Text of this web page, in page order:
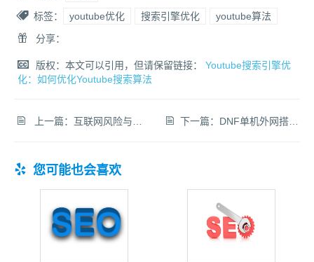
标签：
youtube优化 搜索引擎优化
youtube算法
分享：
版权：本文可以引用，但请保留链接： Youtube搜索引擎优
化：如何优化Youtube搜索算法
上一篇： 互联网风险与安全如何平衡?人工智能+身份认证 下一篇： DNF单机外网搭建方法，期待怀旧DNF阿拉德大陆回归！
您可能也会喜欢